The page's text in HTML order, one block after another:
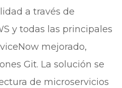
a través de
y todas las principales
mejorado,
Git. La solución se
de microservicios